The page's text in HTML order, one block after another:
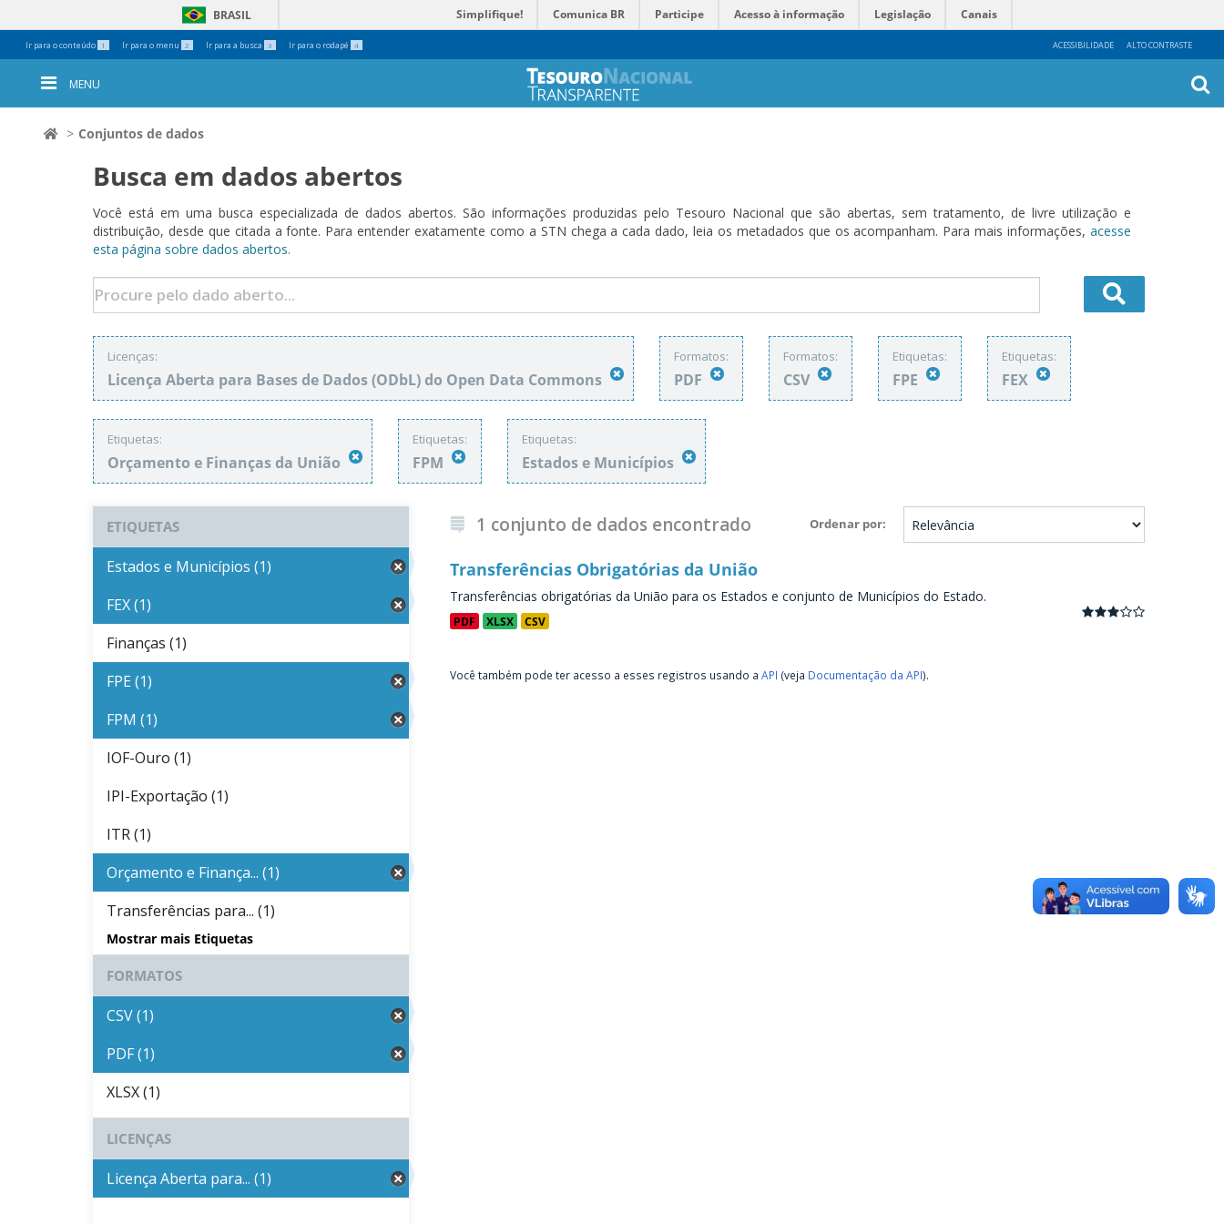
Ir para o conteúdo 1 Ir para o menu 2 Ir para a busca 3 Ir para o rodapé 4 ACESSIBILIDADE ALTO CONTRASTE
BRASIL Simplifique! Comunica BR Participe Acesso à informação Legislação Canais
Ferramentas
Pessoais
MENU
Conjuntos de dados
Busca em dados abertos
Você está em uma busca especializada de dados abertos. São informações produzidas pelo Tesouro Nacional que são abertas, sem tratamento, de livre utilização e
distribuição, desde que citada a fonte. Para entender exatamente como a STN chega a cada dado, leia os metadados que os acompanham. Para mais informações, acesse
esta página sobre dados abertos.
Licenças:
Licença Aberta para Bases de Dados (ODbL) do Open Data Commons
Formatos:
PDF
Formatos:
CSV
Etiquetas:
FPE
Etiquetas:
FEX
Etiquetas:
Orçamento e Finanças da União
Etiquetas:
FPM
Etiquetas:
Estados e Municípios
Ordenar por
1 conjunto de dados encontrado
Transferências Obrigatórias da União
Transferências obrigatórias da União para os Estados e conjunto de Municípios do Estado.
PDF XLSX CSV
Você também pode ter acesso a esses registros usando a API (veja Documentação da API).
ETIQUETAS
Estados e Municípios (1)
FEX (1)
Finanças (1)
FPE (1)
FPM (1)
IOF-Ouro (1)
IPI-Exportação (1)
ITR (1)
Orçamento e Finança... (1)
Transferências para... (1)
Mostrar mais Etiquetas
FORMATOS
CSV (1)
PDF (1)
XLSX (1)
LICENÇAS
Licença Aberta para... (1)